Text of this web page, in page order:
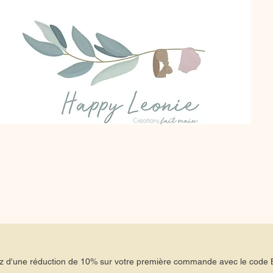
d'une réduction de 10% sur votre première commande avec le code